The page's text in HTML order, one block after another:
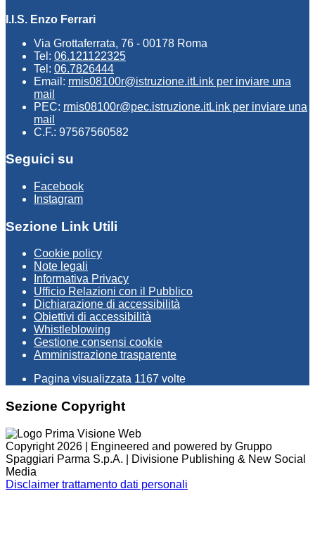
I.I.S. Enzo Ferrari
Via Grottaferrata, 76 - 00178 Roma
Tel: 06.121122325
Tel: 06.7826444
Email: rmis08100r@istruzione.itLink per inviare una
mail
PEC: rmis08100r@pec.istruzione.itLink per inviare una
mail
C.F.: 97567560582
Seguici su
Facebook
Instagram
Sezione Link Utili
Cookie policy
Note legali
Informativa Privacy
Ufficio Relazioni con il Pubblico
Dichiarazione di accessibilità
Obiettivi di accessibilità
Whistleblowing
Gestione consensi cookie
Amministrazione trasparente
Pagina visualizzata 1167 volte
Sezione Copyright
Copyright 2026 | Engineered and powered by Gruppo
Spaggiari Parma S.p.A. | Divisione Publishing & New Social
Media
Disclaimer trattamento dati personali